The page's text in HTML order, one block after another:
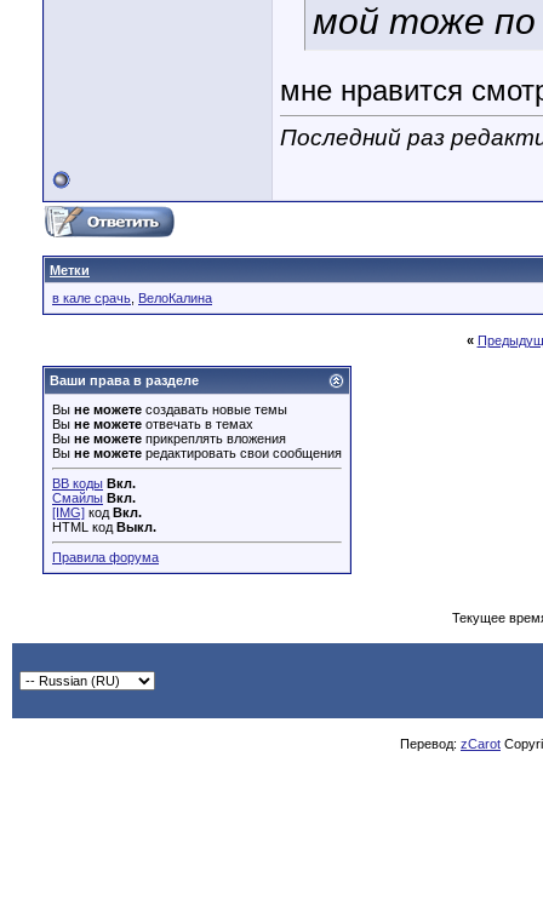
мой тоже
мне нравится
Последний раз
Метки
в кале срачь ВелоКалина
«
Ваши права в разделе
Вы не можете создавать новые темы
Вы не можете отвечать в темах
Вы не можете прикреплять вложения
Вы не можете редактировать свои сообщения
BB коды Вкл.
Смайлы Вкл.
[IMG] код Вкл.
HTML код Выкл.
Правила форума
Текущее
Перевод: zCarot